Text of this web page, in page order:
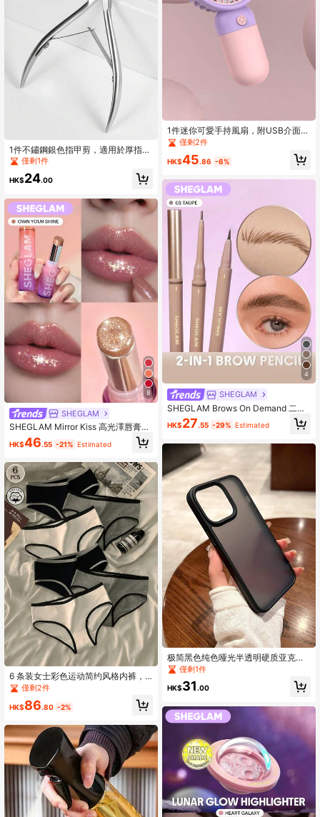
1件不鏽鋼銀色指甲剪，適用於厚指甲
與內嵌指甲，男士指甲剪，美甲用
季，指甲，美甲工具（適用於人造指
僅剩1件
HK$24.00
8
SHEGLAM
SHEGLAM Mirror Kiss 高光澤唇膏-O
wn Your Shine 品牌美妝化妝品 適合
女士與女孩
HK$46.55 -21% Estimated
6 条装女士彩色运动简约风格内裤，
中腰黑白灰色三角内裤
僅剩2件
HK$86.80 -2%
1件迷你可愛手持風扇，附USB介面與
數據線，色塊花卉設計搭配3D支架，
強勁氣流便攜風扇
僅剩2件
HK$45.86 -6%
4
SHEGLAM
SHEGLAM Brows On Demand 二合
一眉筆-Taupe 品牌美妝化妝品 適合
女士與女孩
HK$27.55 -29% Estimated
极简黑色纯色哑光半透明硬质亚克力
防震加厚保护壳，兼容 17 Pro Max/1
7 Pro/17 Air/17/16/16 Pro Max/16 Pl
us/16 Pro/16 E/15/15 Pro Max/15 Pr
XR/11 Pro/11 Pro Max/12 Pro/12 Pro
Max/13 Pro/13 Pro Max/14 Pro/14 P
ro Max，生日礼物、周年纪念、派
对、商务办公皆宜。
僅剩1件
HK$31.00